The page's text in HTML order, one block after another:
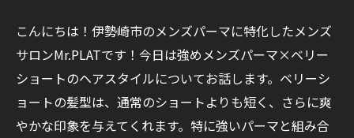
こんにちは！伊勢崎市のメンズパーマに特化したメンズ
サロンMr.PLATです！今日は強めメンズパーマ×ベリー
ショートのヘアスタイルについてお話します。ベリーシ
ョートの髪型は、通常のショートよりも短く、さらに爽
やかな印象を与えてくれます。特に強いパーマと組み合